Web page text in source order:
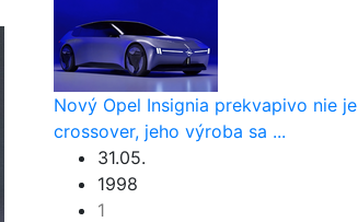
Nový Opel Insignia prekvapivo nie je
crossover, jeho výroba sa ...
31.05.
1998
1